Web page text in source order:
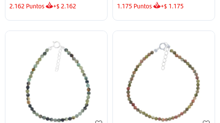
2.162 Puntos +$ 2.162 1.175 Puntos +$ 1.175